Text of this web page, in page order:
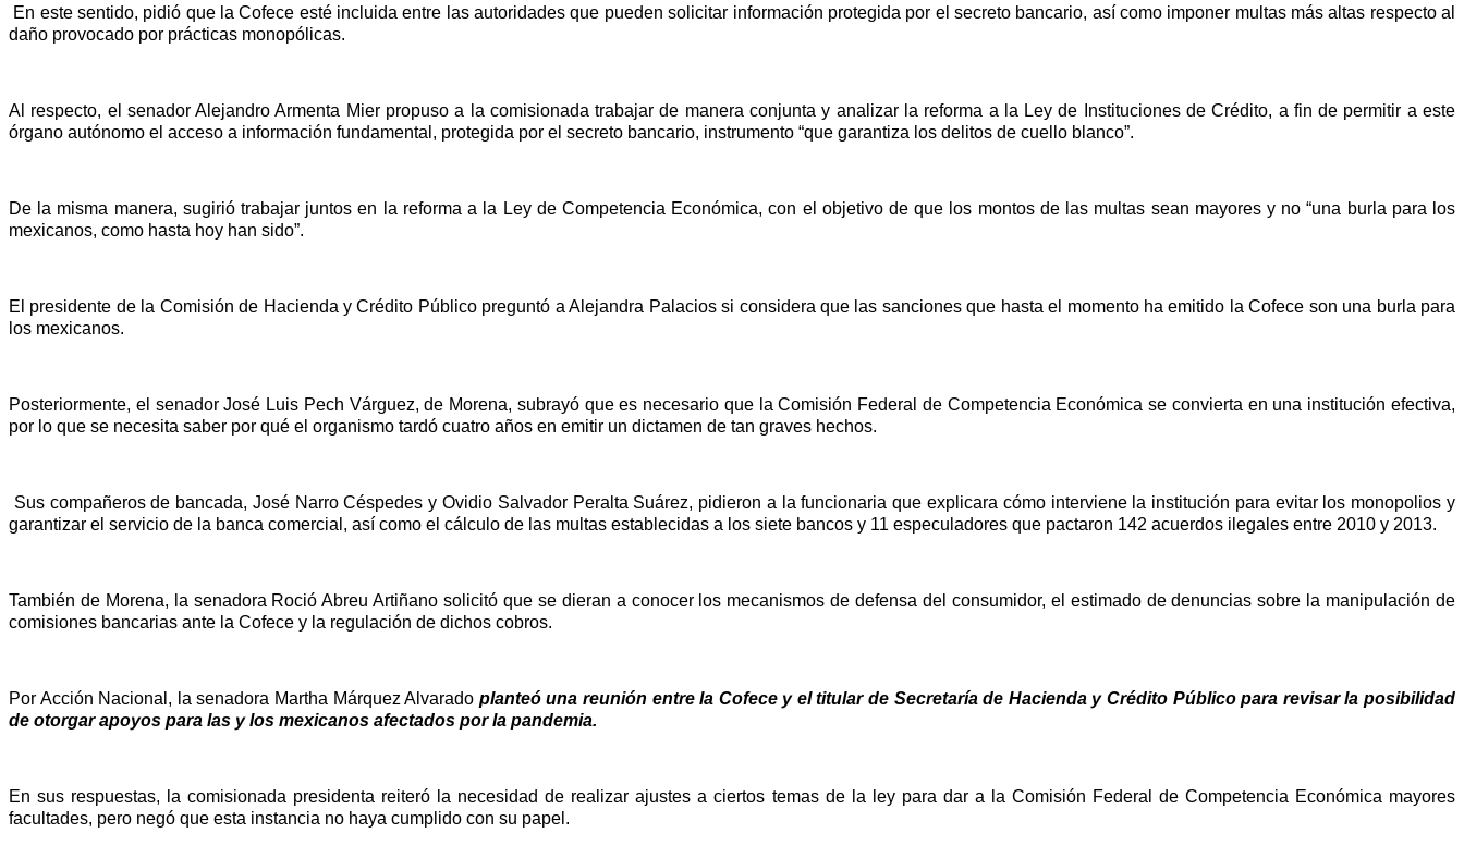
En este sentido, pidió que la Cofece esté incluida entre las autoridades que pueden solicitar información protegida por el secreto bancario, así como imponer multas más altas respecto al
daño provocado por prácticas monopólicas.
Al respecto, el senador Alejandro Armenta Mier propuso a la comisionada trabajar de manera conjunta y analizar la reforma a la Ley de Instituciones de Crédito, a fin de permitir a este
órgano autónomo el acceso a información fundamental, protegida por el secreto bancario, instrumento “que garantiza los delitos de cuello blanco”.
De la misma manera, sugirió trabajar juntos en la reforma a la Ley de Competencia Económica, con el objetivo de que los montos de las multas sean mayores y no “una burla para los
mexicanos, como hasta hoy han sido”.
El presidente de la Comisión de Hacienda y Crédito Público preguntó a Alejandra Palacios si considera que las sanciones que hasta el momento ha emitido la Cofece son una burla para
los mexicanos.
Posteriormente, el senador José Luis Pech Várguez, de Morena, subrayó que es necesario que la Comisión Federal de Competencia Económica se convierta en una institución efectiva,
por lo que se necesita saber por qué el organismo tardó cuatro años en emitir un dictamen de tan graves hechos.
Sus compañeros de bancada, José Narro Céspedes y Ovidio Salvador Peralta Suárez, pidieron a la funcionaria que explicara cómo interviene la institución para evitar los monopolios y
garantizar el servicio de la banca comercial, así como el cálculo de las multas establecidas a los siete bancos y 11 especuladores que pactaron 142 acuerdos ilegales entre 2010 y 2013.
También de Morena, la senadora Roció Abreu Artiñano solicitó que se dieran a conocer los mecanismos de defensa del consumidor, el estimado de denuncias sobre la manipulación de
comisiones bancarias ante la Cofece y la regulación de dichos cobros.
Por Acción Nacional, la senadora Martha Márquez Alvarado planteó una reunión entre la Cofece y el titular de Secretaría de Hacienda y Crédito Público para revisar la posibilidad
de otorgar apoyos para las y los mexicanos afectados por la pandemia.
En sus respuestas, la comisionada presidenta reiteró la necesidad de realizar ajustes a ciertos temas de la ley para dar a la Comisión Federal de Competencia Económica mayores
facultades, pero negó que esta instancia no haya cumplido con su papel.